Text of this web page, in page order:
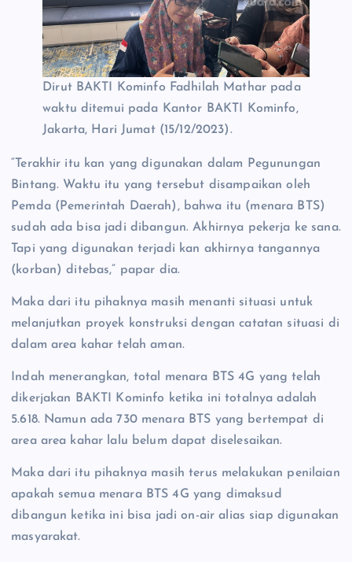
Dirut BAKTI Kominfo Fadhilah Mathar pada
waktu ditemui pada Kantor BAKTI Kominfo,
Jakarta, Hari Jumat (15/12/2023).
“Terakhir itu kan yang digunakan dalam Pegunungan
Bintang. Waktu itu yang tersebut disampaikan oleh
Pemda (Pemerintah Daerah), bahwa itu (menara BTS)
sudah ada bisa jadi dibangun. Akhirnya pekerja ke sana.
Tapi yang digunakan terjadi kan akhirnya tangannya
(korban) ditebas,” papar dia.
Maka dari itu pihaknya masih menanti situasi untuk
melanjutkan proyek konstruksi dengan catatan situasi di
dalam area kahar telah aman.
Indah menerangkan, total menara BTS 4G yang telah
dikerjakan BAKTI Kominfo ketika ini totalnya adalah
5.618. Namun ada 730 menara BTS yang bertempat di
area area kahar lalu belum dapat diselesaikan.
Maka dari itu pihaknya masih terus melakukan penilaian
apakah semua menara BTS 4G yang dimaksud
dibangun ketika ini bisa jadi on-air alias siap digunakan
masyarakat.